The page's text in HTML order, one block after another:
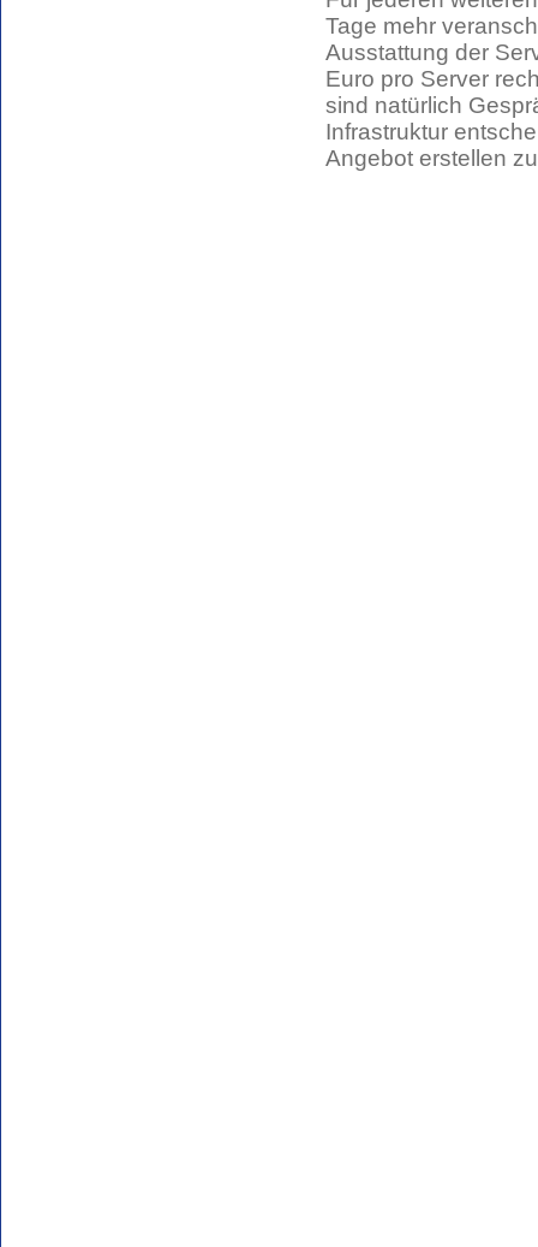
Tage mehr
Ausstattung der
Euro pro Server
sind natürlich
Infrastruktur
Angebot erstellen